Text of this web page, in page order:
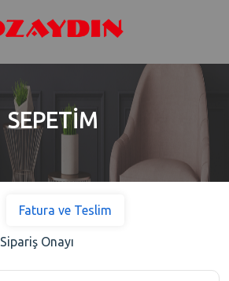
SEPETİM
Fatura ve Teslim
Sipariş Onayı